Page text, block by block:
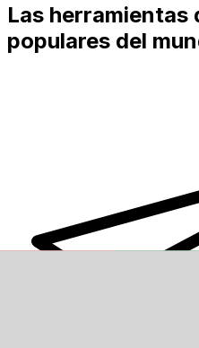
Las herramientas
populares del